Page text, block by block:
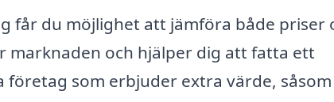
får du möjlighet att jämföra både priser
marknaden och hjälper dig att fatta ett
som erbjuder extra värde, såsom